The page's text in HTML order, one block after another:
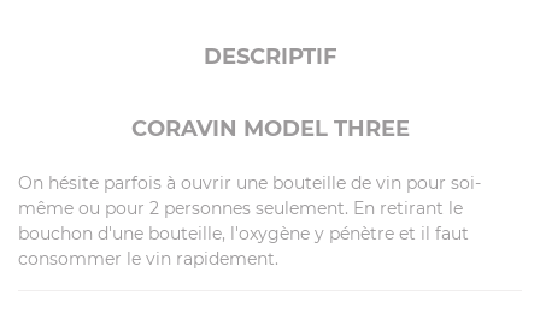
DESCRIPTIF
CORAVIN MODEL THREE
On hésite parfois à ouvrir une bouteille de vin pour soi-
même ou pour 2 personnes seulement. En retirant le
bouchon d'une bouteille, l'oxygène y pénètre et il faut
consommer le vin rapidement.